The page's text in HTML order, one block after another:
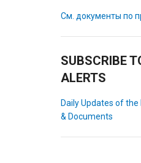
См. документы по
SUBSCRIBE
ALERTS
Daily Updates of
& Documents